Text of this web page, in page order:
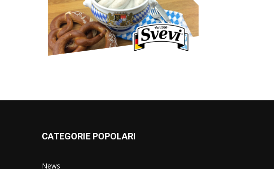
CATEGORIE POPOLARI
News